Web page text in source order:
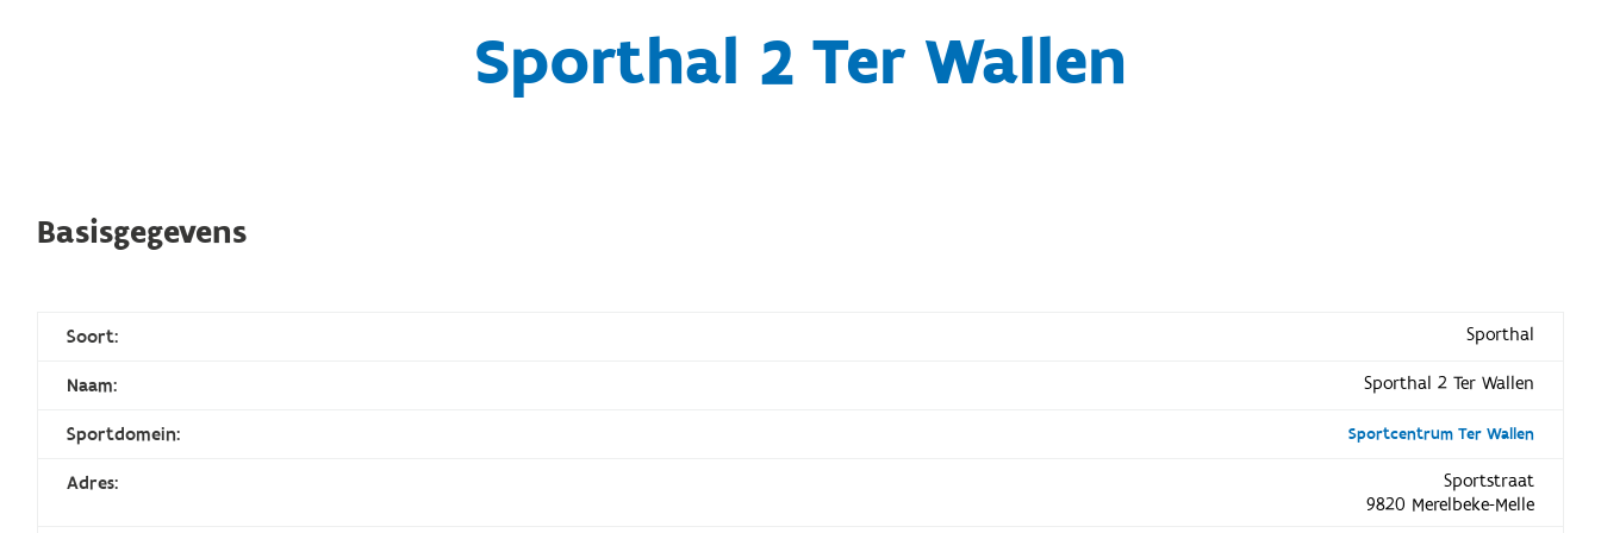
Sporthal 2 Ter Wallen
Basisgegevens
Soort: Sporthal
Naam: Sporthal 2 Ter Wallen
Sportdomein: Sportcentrum Ter Wallen
Adres:
Sportstraat
9820 Merelbeke-Melle